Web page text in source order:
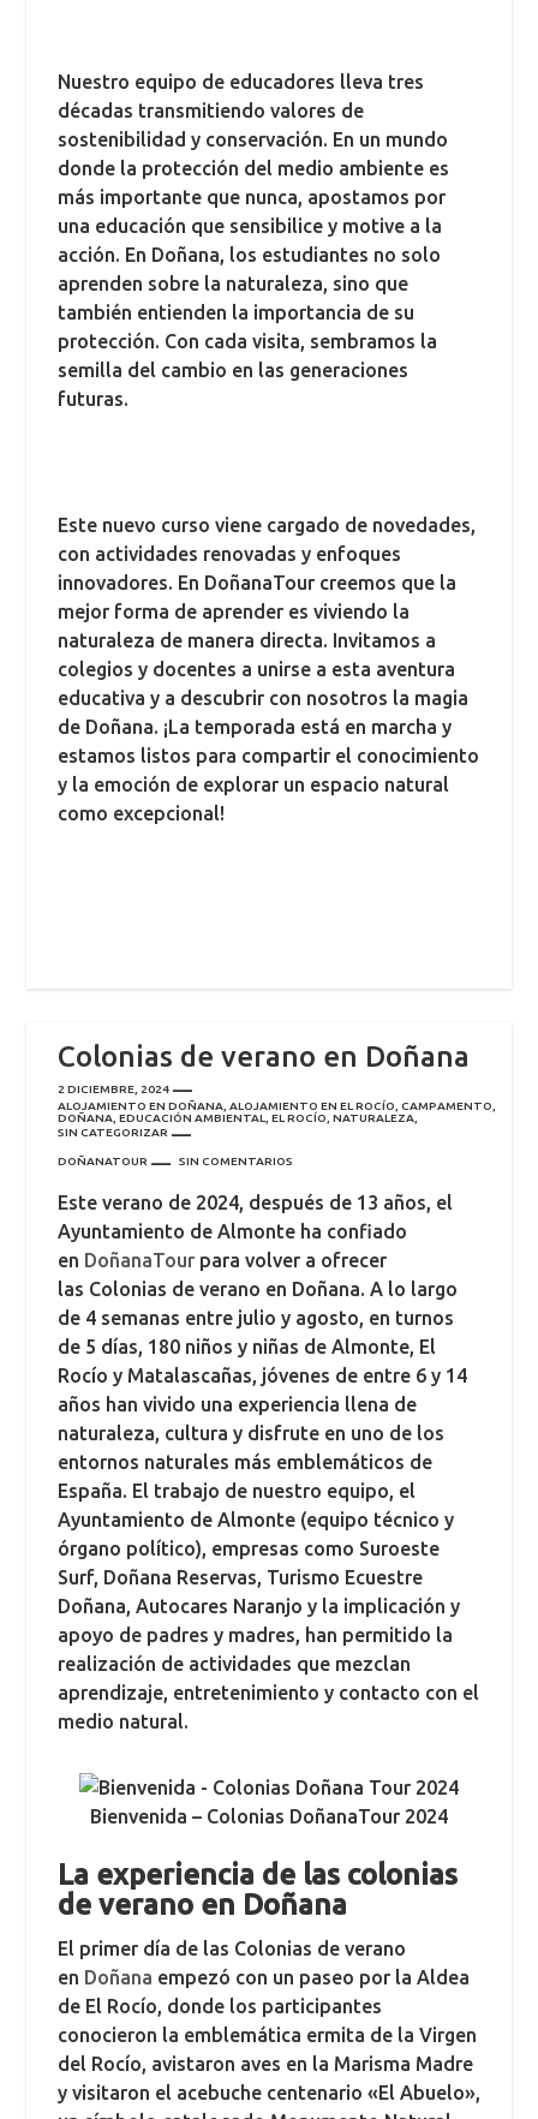
Nuestro equipo de educadores lleva tres
décadas transmitiendo valores de
sostenibilidad y conservación. En un mundo
donde la protección del medio ambiente es
más importante que nunca, apostamos por
una educación que sensibilice y motive a la
acción. En Doñana, los estudiantes no solo
aprenden sobre la naturaleza, sino que
también entienden la importancia de su
protección. Con cada visita, sembramos la
semilla del cambio en las generaciones
futuras.
Este nuevo curso viene cargado de novedades,
con actividades renovadas y enfoques
innovadores. En DoñanaTour creemos que la
mejor forma de aprender es viviendo la
naturaleza de manera directa. Invitamos a
colegios y docentes a unirse a esta aventura
educativa y a descubrir con nosotros la magia
de Doñana. ¡La temporada está en marcha y
estamos listos para compartir el conocimiento
y la emoción de explorar un espacio natural
como excepcional!
Colonias de verano en Doñana
2 DICIEMBRE, 2024
ALOJAMIENTO EN DOÑANA ALOJAMIENTO EN EL ROCÍO CAMPAMENTO
DOÑANA EDUCACIÓN AMBIENTAL EL ROCÍO NATURALEZA
SIN CATEGORIZAR
DOÑANATOUR SIN COMENTARIOS
Este verano de 2024, después de 13 años, el
Ayuntamiento de Almonte ha confiado
en DoñanaTour para volver a ofrecer
las Colonias de verano en Doñana. A lo largo
de 4 semanas entre julio y agosto, en turnos
de 5 días, 180 niños y niñas de Almonte, El
Rocío y Matalascañas, jóvenes de entre 6 y 14
años han vivido una experiencia llena de
naturaleza, cultura y disfrute en uno de los
entornos naturales más emblemáticos de
España. El trabajo de nuestro equipo, el
Ayuntamiento de Almonte (equipo técnico y
órgano político), empresas como Suroeste
Surf, Doñana Reservas, Turismo Ecuestre
Doñana, Autocares Naranjo y la implicación y
apoyo de padres y madres, han permitido la
realización de actividades que mezclan
aprendizaje, entretenimiento y contacto con el
medio natural.
Bienvenida – Colonias DoñanaTour 2024
La experiencia de las colonias
de verano en Doñana
El primer día de las Colonias de verano
en Doñana empezó con un paseo por la Aldea
de El Rocío, donde los participantes
conocieron la emblemática ermita de la Virgen
del Rocío, avistaron aves en la Marisma Madre
y visitaron el acebuche centenario «El Abuelo»,